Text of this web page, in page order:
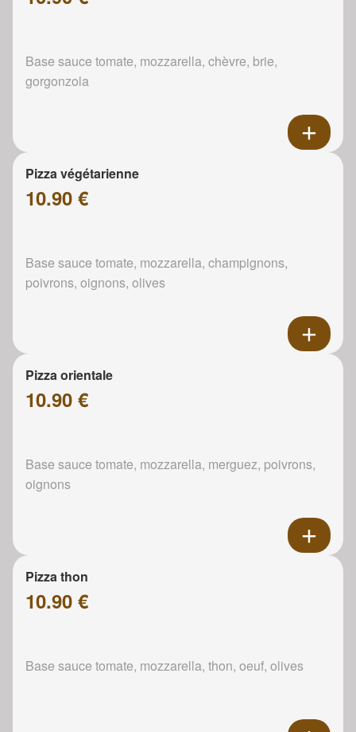
Base sauce tomate, mozzarella, chèvre, brie,
gorgonzola
Pizza végétarienne
10.90 €
Base sauce tomate, mozzarella, champignons,
poivrons, oignons, olives
Pizza orientale
10.90 €
Base sauce tomate, mozzarella, merguez, poivrons,
oignons
Pizza thon
10.90 €
Base sauce tomate, mozzarella, thon, oeuf, olives